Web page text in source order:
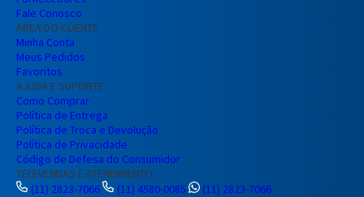
Fale Conosco
ÁREA DO CLIENTE
Minha Conta
Meus Pedidos
Favoritos
AJUDA E SUPORTE
Como Comprar
Política de Entrega
Política de Troca e Devolução
Política de Privacidade
Código de Defesa do Consumidor
TELEVENDAS E ATENDIMENTO
(11) 2823-7066
(11) 4580-0085
(11) 2823-7066